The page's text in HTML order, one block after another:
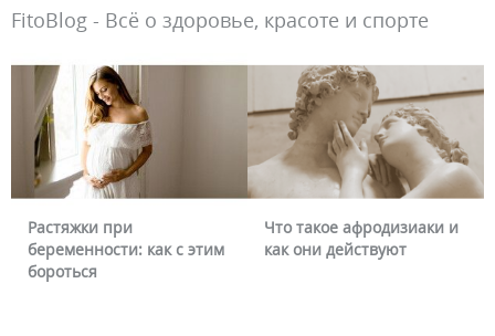
FitoBlog - Всё о здоровье, красоте и спорте
Что такое афродизиаки и
как они действуют
Почему краснеет лицо и
можно ли это убрать